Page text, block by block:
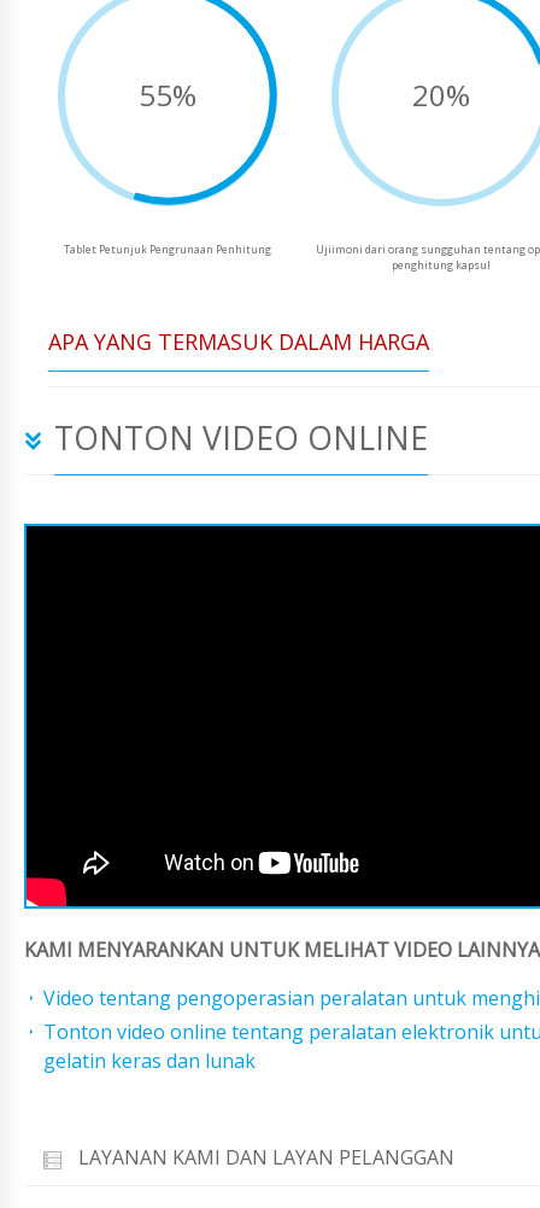
55%
Tablet Petunjuk Pengrunaan Penhitung
20%
Ujiimoni dari orang sungguhan tentang
penghitung kapsul
APA YANG TERMASUK DALAM HARGA
TONTON VIDEO ONLINE
KAMI MENYARANKAN UNTUK MELIHAT VIDEO
Video tentang pengoperasian peralatan untuk
Tonton video online tentang peralatan elektronik
gelatin keras dan lunak
LAYANAN KAMI DAN LAYAN PELANGGAN